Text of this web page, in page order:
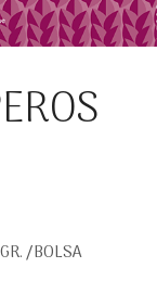
/BOLSA